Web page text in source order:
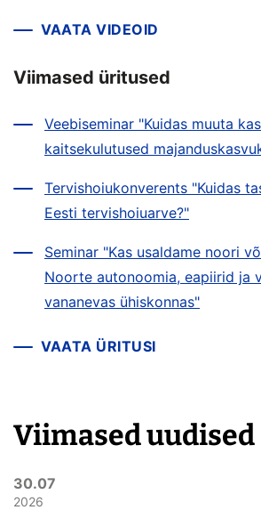
VAATA VIDEOID
Viimased üritused
Veebiseminar "Kuidas muuta
kaitsekulutused
Tervishoiukonverents "Kuidas
Eesti tervishoiuarve?"
Seminar "Kas usaldame noori
Noorte autonoomia, eapiirid ja
vananevas ühiskonnas"
VAATA ÜRITUSI
Viimased uudised
30.07
2026